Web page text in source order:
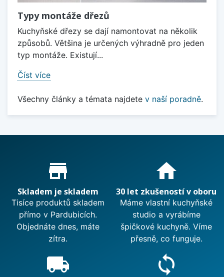
Typy montáže dřezů
Kuchyňské dřezy se dají namontovat na několik
způsobů. Většina je určených výhradně pro jeden
typ montáže. Existují...
Číst více
Všechny články a témata najdete v naší poradně.
Proč nakupovat u nás?
store_mall_directory
Skladem je skladem
Tisíce produktů skladem
přímo v Pardubicích.
Objednáte dnes, máte
zítra.
home
30 let zkušeností v oboru
Máme vlastní kuchyňské
studio a vyrábíme
špičkové kuchyně. Víme
přesně, co funguje.
local_shipping sync